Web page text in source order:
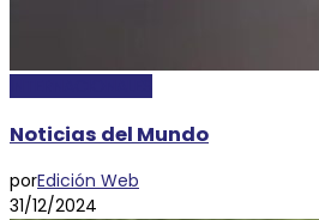
Noticias del Mundo
porEdición Web
31/12/2024